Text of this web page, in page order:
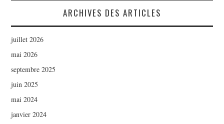
ARCHIVES DES ARTICLES
juillet 2026
mai 2026
septembre 2025
juin 2025
mai 2024
janvier 2024